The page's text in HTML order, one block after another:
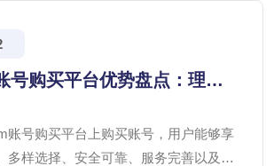
号购买平台优势盘点：理性
账号购买平台上购买账号，用户能够享
多样选择、安全可靠、服务完善以及节